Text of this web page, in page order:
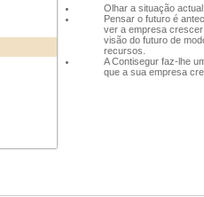
Olhar a situação
Pensar o futuro é
ver a empresa
visão do futuro de
recursos.
A Contisegur faz-lhe
que a sua empresa